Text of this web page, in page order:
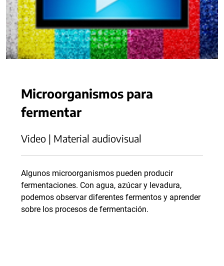
Microorganismos para
fermentar
Video | Material audiovisual
Algunos microorganismos pueden producir
fermentaciones. Con agua, azúcar y levadura,
podemos observar diferentes fermentos y aprender
sobre los procesos de fermentación.